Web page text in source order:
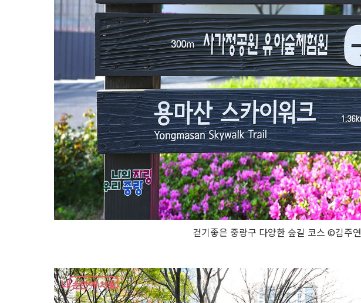
걷기좋은 중랑구 다양한 숲길 코스 ©김주연